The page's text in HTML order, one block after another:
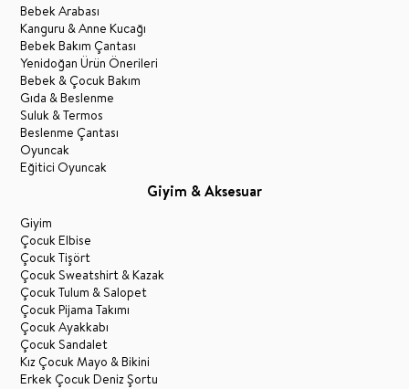
Bebek Arabası
Kanguru & Anne Kucağı
Bebek Bakım Çantası
Yenidoğan Ürün Önerileri
Bebek & Çocuk Bakım
Gıda & Beslenme
Suluk & Termos
Beslenme Çantası
Oyuncak
Eğitici Oyuncak
Giyim & Aksesuar
Giyim
Çocuk Elbise
Çocuk Tişört
Çocuk Sweatshirt & Kazak
Çocuk Tulum & Salopet
Çocuk Pijama Takımı
Çocuk Ayakkabı
Çocuk Sandalet
Kız Çocuk Mayo & Bikini
Erkek Çocuk Deniz Şortu